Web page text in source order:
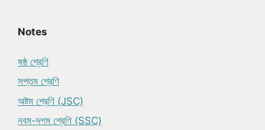
Notes
ষষ্ঠ শ্রেণি
সপ্তম শ্রেণি
অষ্টম শ্রেণি (JSC)
নবম-দশম শ্রেণি (SSC)